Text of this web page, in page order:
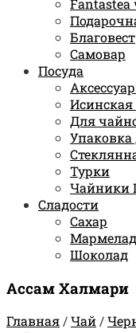
Fantastea
Благовест
Самовар
Посуда
Исинская
Для
Упаковка
Турки
Чайники
Сладости
Сахар
Мармелад
Шоколад
Ассам Халмари
Главная/Чай/